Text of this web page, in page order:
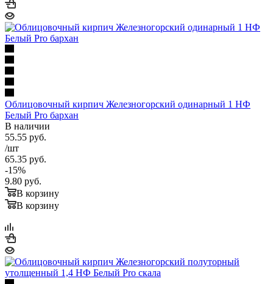
Облицовочный кирпич Железногорский одинарный 1 НФ
Белый Pro бархан
В наличии
55.55 руб.
/шт
65.35 руб.
-15%
9.80 руб.
В корзину
В корзину